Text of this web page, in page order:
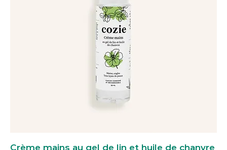
Crème mains au gel de lin et huile de chanvre